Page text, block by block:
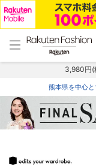
menu home
トップ
3,980円(
熊本県を中心